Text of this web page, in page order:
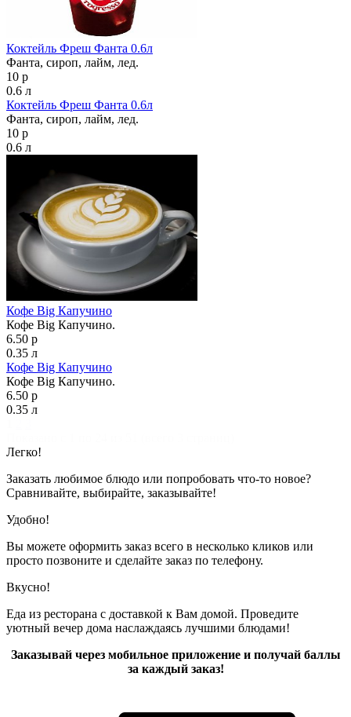
Коктейль Фреш Фанта 0.6л
Фанта, сироп, лайм, лед.
10 р
0.6 л
Коктейль Фреш Фанта 0.6л
Фанта, сироп, лайм, лед.
10 р
0.6 л
Кофе Big Капучино
Кофе Big Капучино.
6.50 р
0.35 л
Кофе Big Капучино
Кофе Big Капучино.
6.50 р
0.35 л
Легко!
Заказать любимое блюдо или попробовать что-то новое?
Сравнивайте, выбирайте, заказывайте!
Удобно!
Вы можете оформить заказ всего в несколько кликов или
просто позвоните и сделайте заказ по телефону.
Вкусно!
Еда из ресторана с доставкой к Вам домой. Проведите
уютный вечер дома наслаждаясь лучшими блюдами!
Заказывай через мобильное приложение и получай баллы
за каждый заказ!